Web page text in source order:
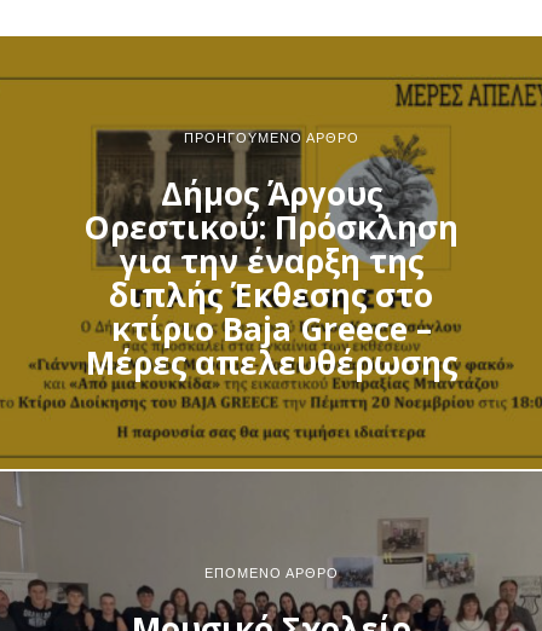
ΠΡΟΗΓΟΎΜΕΝΟ ΆΡΘΡΟ
Δήμος Άργους
Ορεστικού: Πρόσκληση
για την έναρξη της
διπλής Έκθεσης στο
κτίριο Baja Greece –
Μέρες απελευθέρωσης
ΕΠΌΜΕΝΟ ΆΡΘΡΟ